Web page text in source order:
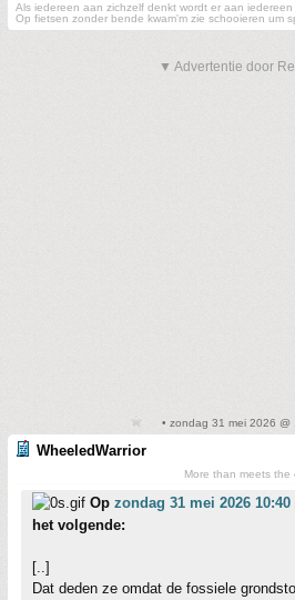
Als iedereen aan zichzelf denkt wordt er aan iedereen
Op fietsen zonder bende kwam'm zie schooieren um
▼ Advertentie door
• zondag 31 mei 2026 @
WheeledWarrior
More than meets the
Op zondag 31 mei 2026 10:40
het volgende:
[..]
Dat deden ze omdat de fossiele